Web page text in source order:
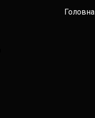
Головна